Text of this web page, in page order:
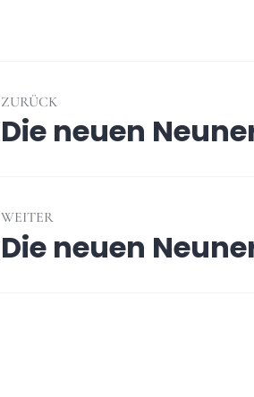
ZURÜCK
Vorheriger
Die neuen
WEITER
Nächster
Die neuen